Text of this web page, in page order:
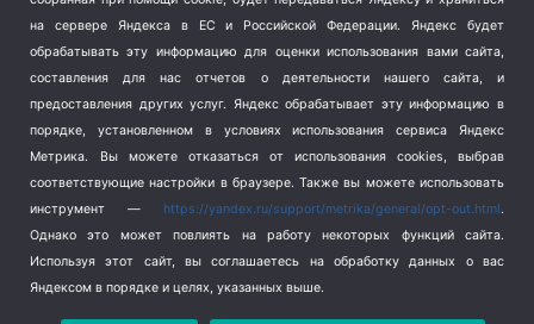
Экология (8)
Экономика (1172)
Copyright © 2026
на сервере Яндекса в ЕС и Российской Федерации. Яндекс будет
обрабатывать эту информацию для оценки использования вами сайта,
составления для нас отчетов о деятельности нашего сайта, и
предоставления других услуг. Яндекс обрабатывает эту информацию в
порядке, установленном в условиях использования сервиса Яндекс
Метрика.
Вы можете отказаться от использования cookies, выбрав
соответствующие настройки в браузере. Также вы можете использовать
инструмент — https://yandex.ru/support/metrika/general/opt-out.html.
Однако это может повлиять на работу некоторых функций сайта.
Используя этот сайт, вы соглашаетесь на обработку данных о вас
Яндексом в порядке и целях, указанных выше.